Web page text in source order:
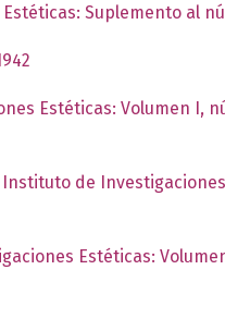
Suplemento al
Estéticas: Volumen I,
de
Estéticas: